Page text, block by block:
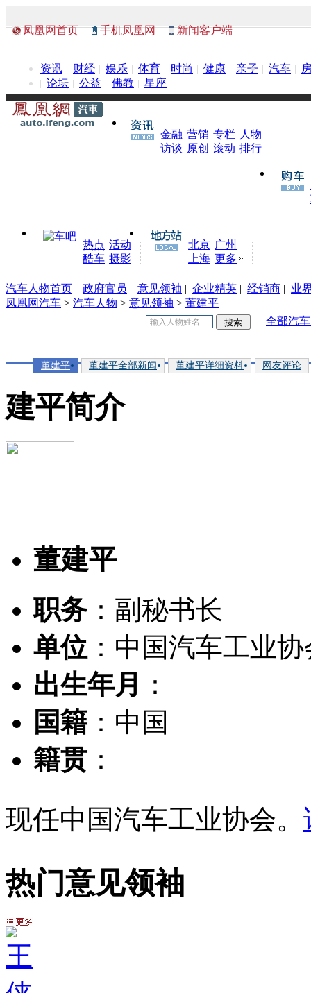
凤凰网首页 手机凤凰网 新闻客户端
资讯 财经 娱乐 体育 时尚 健康 亲子 汽车
论坛
公益 佛教 星座
金融 营销 专栏 人物
访谈 原创 滚动 排行
热点 活动
酷车 摄影
北京 广州
上海 更多
汽车人物首页 | 政府官员 | 意见领袖 | 企业精英 | 经销商 | 业
凤凰网汽车 > 汽车人物 > 意见领袖 > 董建平
全部汽
董建平 董建平全部新闻 董建平详细资料 网友评论
建平简介
董建平
职务：副秘书长
单位 ：中国汽车工业
出生年月
：
国籍 ：中国
籍贯 ：
现任中国汽车工业协会。
热门意见领袖